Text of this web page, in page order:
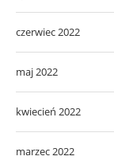
czerwiec 2022
maj 2022
kwiecień 2022
marzec 2022